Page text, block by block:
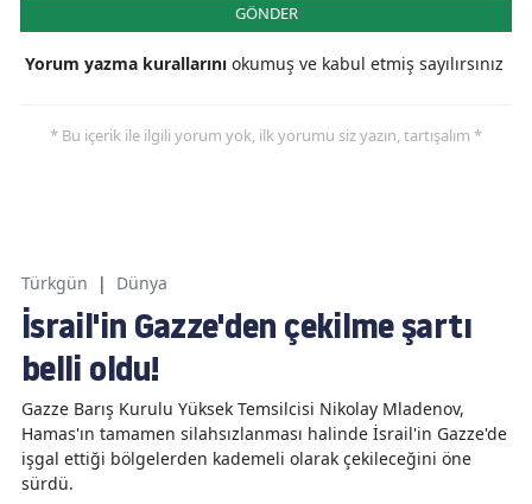
GÖNDER
Yorum yazma kurallarını okumuş ve kabul etmiş sayılırsınız
* Bu içerik ile ilgili yorum yok, ilk yorumu siz yazın, tartışalım *
Türkgün | Dünya
İsrail'in Gazze'den çekilme şartı
belli oldu!
Gazze Barış Kurulu Yüksek Temsilcisi Nikolay Mladenov,
Hamas'ın tamamen silahsızlanması halinde İsrail'in Gazze'de
işgal ettiği bölgelerden kademeli olarak çekileceğini öne
sürdü.